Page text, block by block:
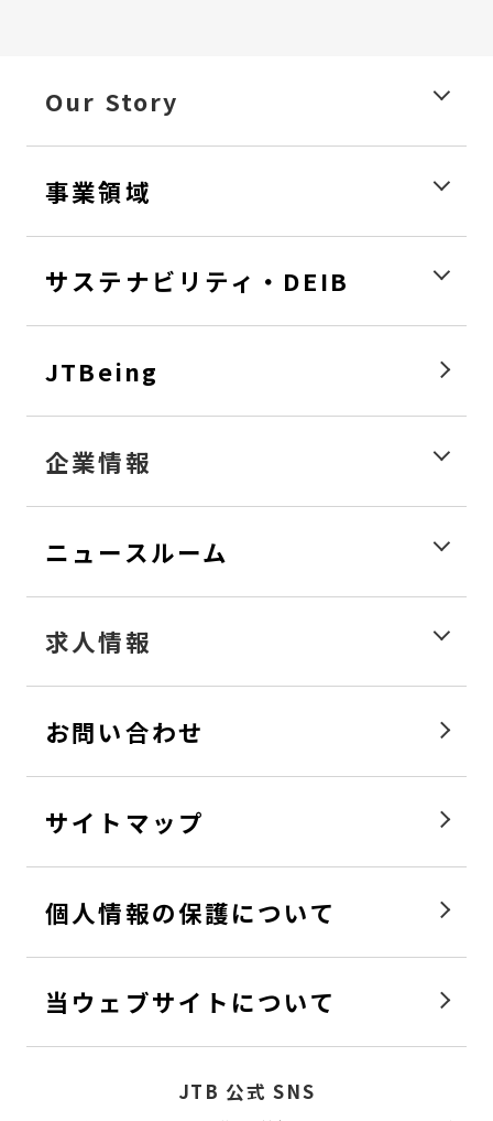
Our Story
事業領域
サステナビリティ・DEIB
JTBeing
企業情報
ニュースルーム
求人情報
お問い合わせ
サイトマップ
個人情報の保護について
当ウェブサイトについて
JTB 公式 SNS